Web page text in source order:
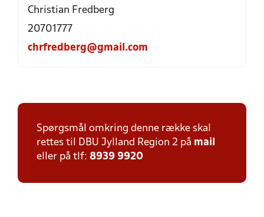
Christian Fredberg
20701777
chrfredberg@gmail.com
Spørgsmål omkring denne række skal
rettes til DBU Jylland Region 2 på mail
eller på tlf: 8939 9920